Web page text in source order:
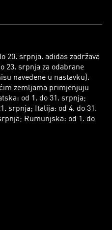
20. srpnja. adidas zadržava
23. srpnja za odabrane
navedene u nastavku).
zemljama primjenjuju
od 1. do 31. srpnja;
srpnja; Italija: od 4. do 31.
Rumunjska: od 1. do